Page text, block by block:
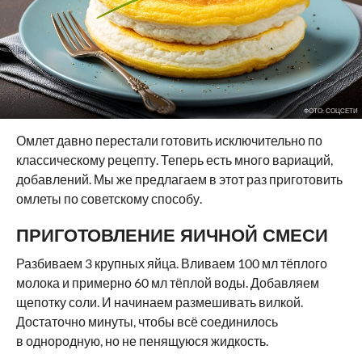
ФОТО: СОЦСЕТИ
Омлет давно перестали готовить исключительно по
классическому рецепту. Теперь есть много вариаций,
добавлений. Мы же предлагаем в этот раз приготовить
омлеты по советскому способу.
ПРИГОТОВЛЕНИЕ ЯИЧНОЙ СМЕСИ
Разбиваем 3 крупных яйца. Вливаем 100 мл тёплого
молока и примерно 60 мл тёплой воды. Добавляем
щепотку соли. И начинаем размешивать вилкой.
Достаточно минуты, чтобы всё соединилось
в однородную, но не пенящуюся жидкость.